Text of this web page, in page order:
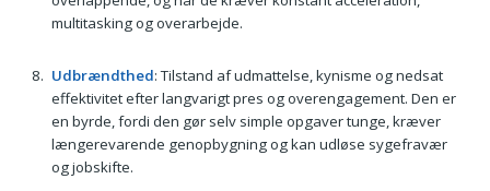
multitasking og overarbejde.
Udbrændthed: Tilstand af udmattelse, kynisme og nedsat
effektivitet efter langvarigt pres og overengagement. Den er
en byrde, fordi den gør selv simple opgaver tunge, kræver
længerevarende genopbygning og kan udløse sygefravær
og jobskifte.